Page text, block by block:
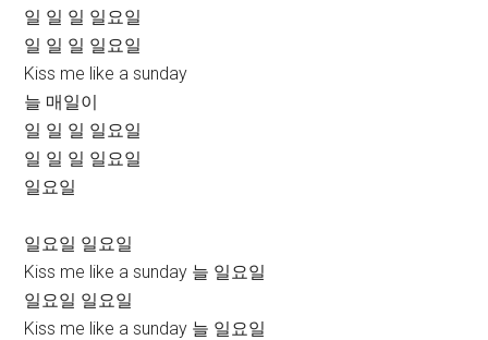
일 일 일 일요일
일 일 일 일요일
Kiss me like a sunday
늘 매일이
일 일 일 일요일
일 일 일 일요일
일요일
일요일 일요일
Kiss me like a sunday 늘 일요일
일요일 일요일
Kiss me like a sunday 늘 일요일